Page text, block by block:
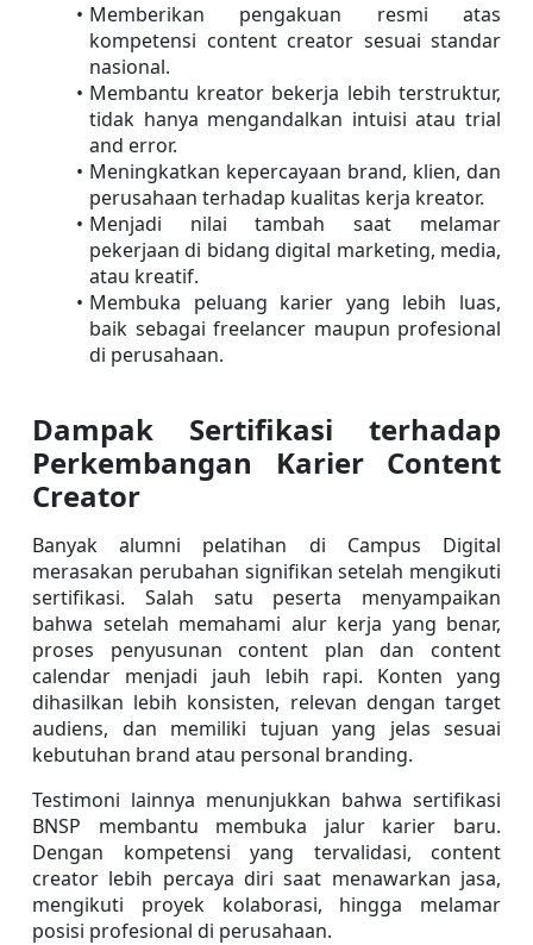
Memberikan pengakuan resmi atas
kompetensi content creator sesuai standar
nasional.
Membantu kreator bekerja lebih terstruktur,
tidak hanya mengandalkan intuisi atau trial
and error.
Meningkatkan kepercayaan brand, klien, dan
perusahaan terhadap kualitas kerja kreator.
Menjadi nilai tambah saat melamar
pekerjaan di bidang digital marketing, media,
atau kreatif.
Membuka peluang karier yang lebih luas,
baik sebagai freelancer maupun profesional
di perusahaan.
Dampak Sertifikasi terhadap
Perkembangan Karier Content
Creator
Banyak alumni pelatihan di Campus Digital
merasakan perubahan signifikan setelah mengikuti
sertifikasi. Salah satu peserta menyampaikan
bahwa setelah memahami alur kerja yang benar,
proses penyusunan content plan dan content
calendar menjadi jauh lebih rapi. Konten yang
dihasilkan lebih konsisten, relevan dengan target
audiens, dan memiliki tujuan yang jelas sesuai
kebutuhan brand atau personal branding.
Testimoni lainnya menunjukkan bahwa sertifikasi
BNSP membantu membuka jalur karier baru.
Dengan kompetensi yang tervalidasi, content
creator lebih percaya diri saat menawarkan jasa,
mengikuti proyek kolaborasi, hingga melamar
posisi profesional di perusahaan.